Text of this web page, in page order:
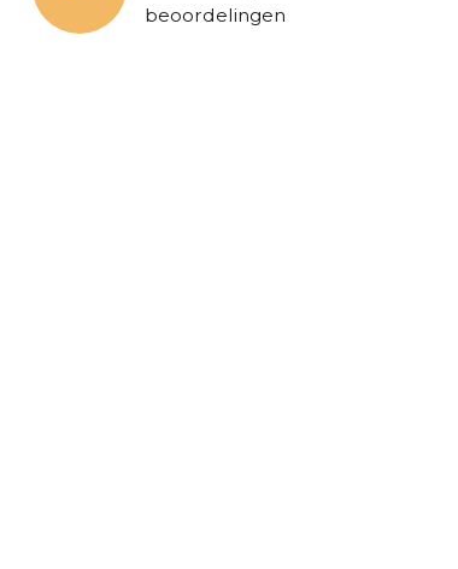
beoordelingen